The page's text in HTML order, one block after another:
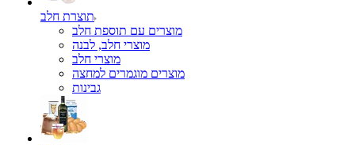
תוצרת חלב
מוצרים עם תוספת חלב
מוצרי חלב, לבנה
מוצרי חלב
מוצרים מוגמרים למחצה
גבינות